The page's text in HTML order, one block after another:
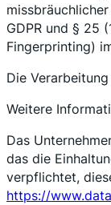
GDPR und § 25
Fingerprinting)
Die
Weitere
Das
das die
verpflichtet,
https://